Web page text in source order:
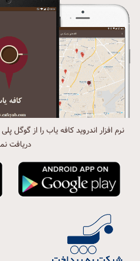
نرم افزار اندروید کافه یاب را از گوگل
دریافت